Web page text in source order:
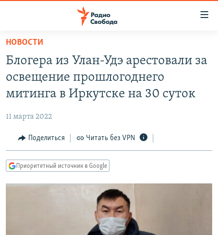
упрощенного
доступа
основному
Вернутся
Вернутся
ПОДКАСТЫ
АВТОРСКИЕ ПРОЕКТЫ
МНЕНИЯ
КУЛЬТУРА
КАВКАЗ.РЕАЛИИ
РАСПИСАНИЕ ВЕЩАНИЯ
НОВОСТИ
Блогера из Улан-Удэ арестовали за
освещение прошлогоднего
митинга в Иркутске на 30 суток
11 марта 2022
Поделиться Читать без VPN
Приоритетный источник в Google